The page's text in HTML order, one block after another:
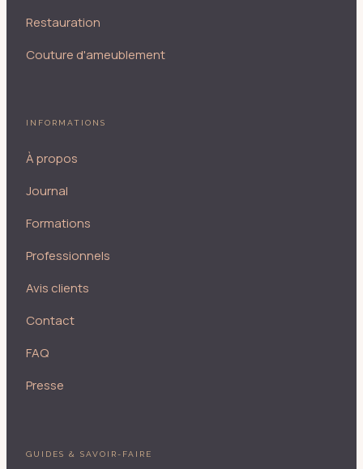
Restauration
Couture d'ameublement
INFORMATIONS
À propos
Journal
Formations
Professionnels
Avis clients
Contact
FAQ
Presse
GUIDES & SAVOIR-FAIRE